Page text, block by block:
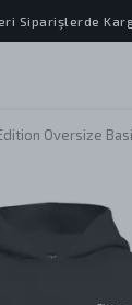
Siparişlerde
Oversize